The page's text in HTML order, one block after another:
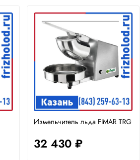
Измельчитель льда FIMAR TRG
32 430 ₽